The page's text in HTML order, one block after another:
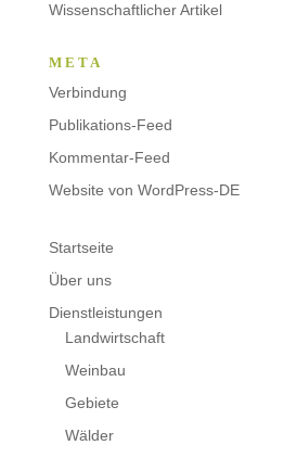
Wissenschaftlicher Artikel
META
Verbindung
Publikations-Feed
Kommentar-Feed
Website von WordPress-DE
Startseite
Über uns
Dienstleistungen
Landwirtschaft
Weinbau
Gebiete
Wälder